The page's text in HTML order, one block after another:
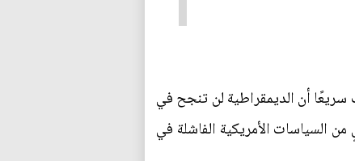
سريعًا أن الديمقراطية لن تنجح في
السياسات الأمريكية الفاشلة في